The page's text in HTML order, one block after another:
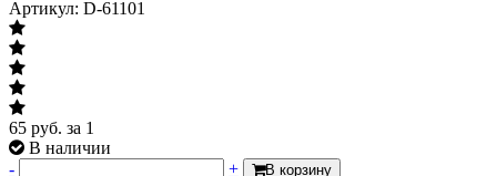
Артикул: D-61101
65 руб. за 1
В наличии
-
+ В корзину